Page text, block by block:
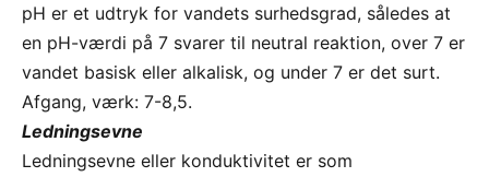
pH er et udtryk for vandets surhedsgrad, således at
en pH-værdi på 7 svarer til neutral reaktion, over 7 er
vandet basisk eller alkalisk, og under 7 er det surt.
Afgang, værk: 7-8,5.
Ledningsevne
Ledningsevne eller konduktivitet er som